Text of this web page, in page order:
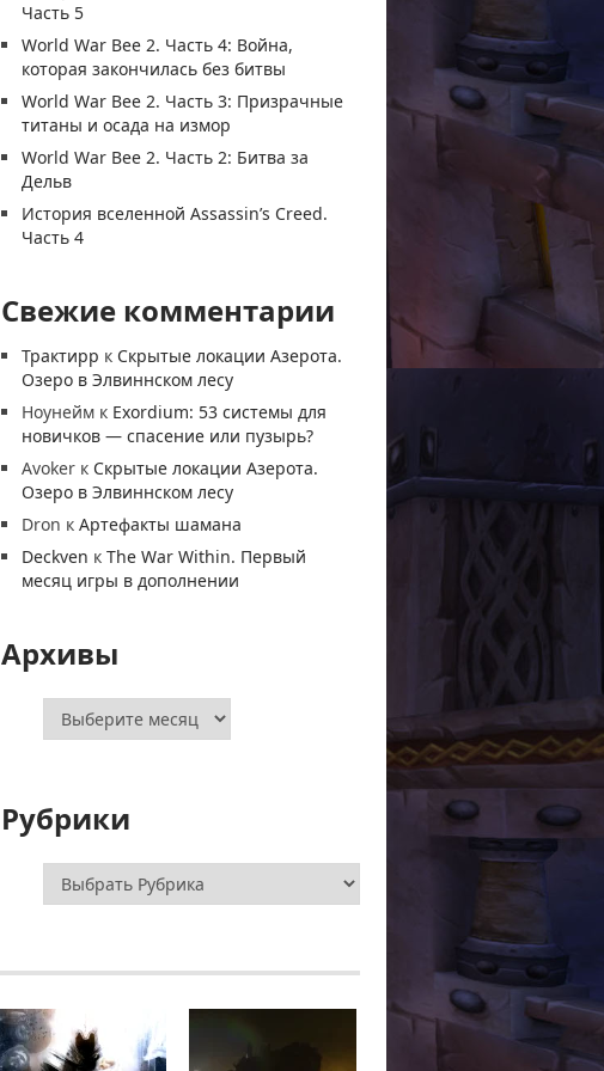
Часть 5
World War Bee 2. Часть 4: Война,
которая закончилась без битвы
World War Bee 2. Часть 3: Призрачные
титаны и осада на измор
World War Bee 2. Часть 2: Битва за
Дельв
История вселенной Assassin’s Creed.
Часть 4
Свежие комментарии
Трактирр к Скрытые локации Азерота.
Озеро в Элвиннском лесу
Ноунейм к Exordium: 53 системы для
новичков — спасение или пузырь?
Avoker к Скрытые локации Азерота.
Озеро в Элвиннском лесу
Dron кАртефакты шамана
Deckven кThe War Within. Первый
месяц игры в дополнении
Архивы
Архивы
Рубрики
Рубрики